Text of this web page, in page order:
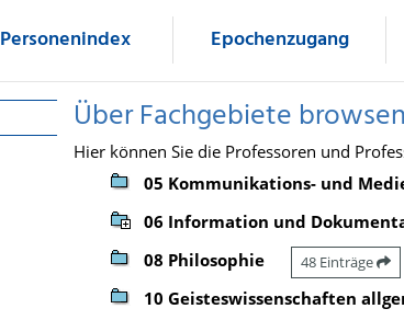
Personenindex Epochenzugang
Über Fachgebiete browsen
Hier können Sie die Professoren und
05 Kommunikations- und
06 Information und
08 Philosophie 48 Einträge
10 Geisteswissenschaften